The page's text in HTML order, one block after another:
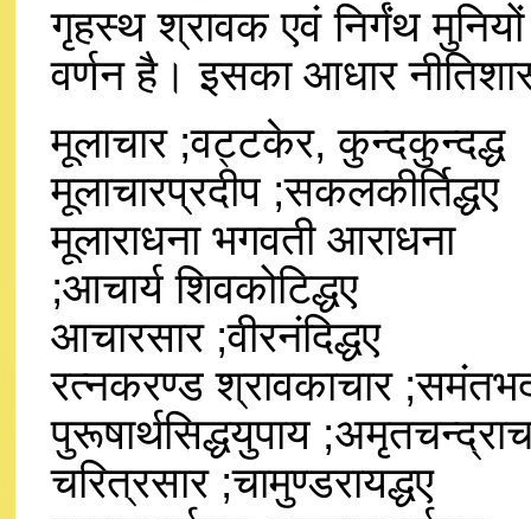
गृहस्थ श्रावक एवं निर्गंथ
वर्णन है। इसका आधार
मूलाचार ;वट्टकेर, कुन्दकुन्दद्ध
मूलाचारप्रदीप ;सकलकीर्तिद्धए
मूलाराधना भगवती आराधना
;आचार्य शिवकोटिद्धए
आचारसार ;वीरनंदिद्धए
रत्नकरण्ड श्रावकाचार
पुरूषार्थसिद्धयुपाय
चरित्रसार ;चामुण्डरायद्धए